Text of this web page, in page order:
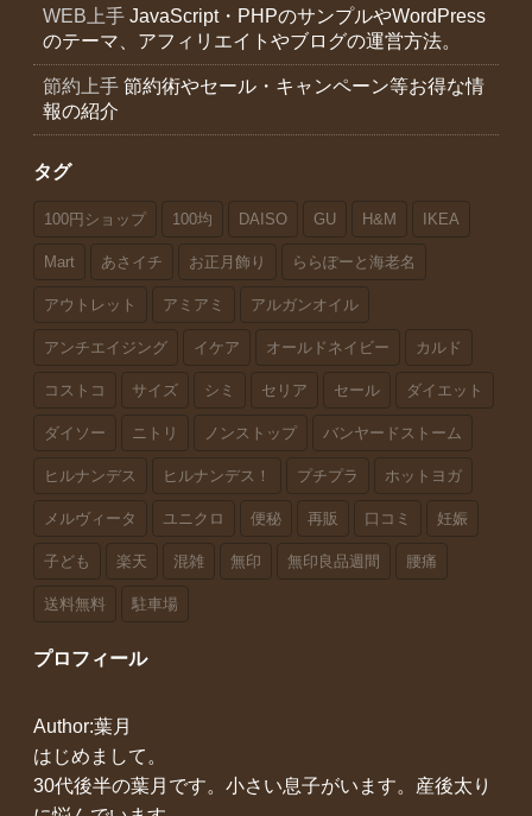
WEB上手 JavaScript・PHPのサンプルやWordPress
のテーマ、アフィリエイトやブログの運営方法。
節約上手 節約術やセール・キャンペーン等お得な情
報の紹介
タグ
100円ショップ 100均 DAISO GU H&M IKEA
Mart あさイチ お正月飾り ららぽーと海老名
アウトレット アミアミ アルガンオイル
アンチエイジング イケア オールドネイビー カルド
コストコ サイズ シミ セリア セール ダイエット
ダイソー ニトリ ノンストップ バンヤードストーム
ヒルナンデス ヒルナンデス！ プチプラ ホットヨガ
メルヴィータ ユニクロ 便秘 再販 口コミ 妊娠
子ども 楽天 混雑 無印 無印良品週間 腰痛
送料無料 駐車場
プロフィール
Author:葉月
はじめまして。
30代後半の葉月です。小さい息子がいます。産後太り